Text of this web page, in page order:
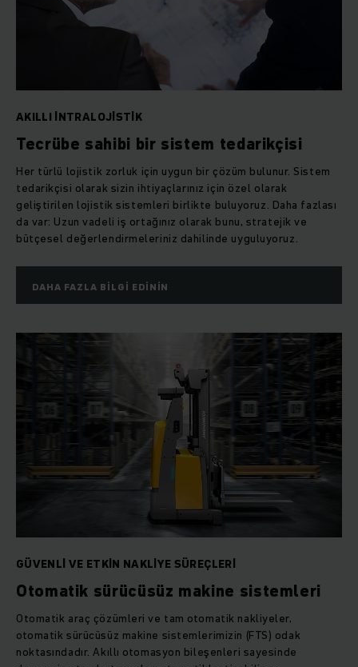
AKILLI INTRALOJISTIK
Tecrübe sahibi bir sistem tedarikçisi
Her türlü lojistik zorluk için uygun bir çözüm bulunur. Sistem
tedarikçisi olarak sizin ihtiyaçlarınız için özel olarak
geliştirilen lojistik sistemleri birlikte buluyoruz. Daha fazlası
da var: Uzun vadeli iş ortağınız olarak bunu, stratejik ve
bütçesel değerlendirmeleriniz dahilinde uyguluyoruz.
DAHA FAZLA BILGI EDININ
GÜVENLI VE ETKIN NAKLIYE SÜREÇLERI
Otomatik sürücüsüz makine sistemleri
Otomatik araç çözümleri ve tam otomatik nakliyeler,
otomatik sürücüsüz makine sistemlerimizin (FTS) odak
noktasındadır. Akıllı otomasyon bileşenleri sayesinde